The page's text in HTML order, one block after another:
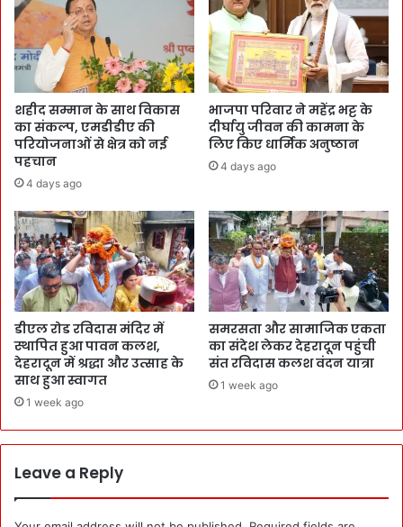
शहीद सम्मान के साथ विकास
का संकल्प, एमडीडीए की
परियोजनाओं से क्षेत्र को नई
पहचान
4 days ago
भाजपा परिवार ने महेंद्र भट्ट के
दीर्घायु जीवन की कामना के
लिए किए धार्मिक अनुष्ठान
4 days ago
डीएल रोड रविदास मंदिर में
स्थापित हुआ पावन कलश,
देहरादून में श्रद्धा और उत्साह के
साथ हुआ स्वागत
1 week ago
समरसता और सामाजिक एकता
का संदेश लेकर देहरादून पहुंची
संत रविदास कलश वंदन यात्रा
1 week ago
Leave a Reply